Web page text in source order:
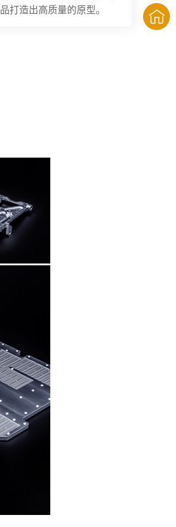
品打造出高质量的原型。